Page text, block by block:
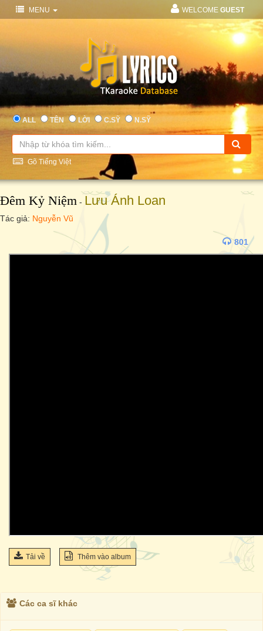
MENU WELCOME GUEST
ALL TÊN LỜI C.SỸ N.SỸ
Gõ Tiếng Việt
Đêm Kỷ Niệm - Lưu Ánh Loan
Tác giả: Nguyễn Vũ
801
Tải về Thêm vào album
Các ca sĩ khác